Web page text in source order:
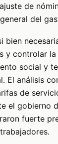
de
del
bien
y controlar
social y
El análisis
de
el gobierno
fuerte